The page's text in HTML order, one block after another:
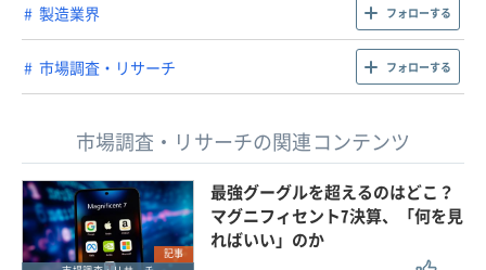
製造業界 フォローする
市場調査・リサーチ フォローする
市場調査・リサーチの関連コンテンツ
記事
最強グーグルを超えるのはどこ？
マグニフィセント7決算、「何を見
ればいい」のか